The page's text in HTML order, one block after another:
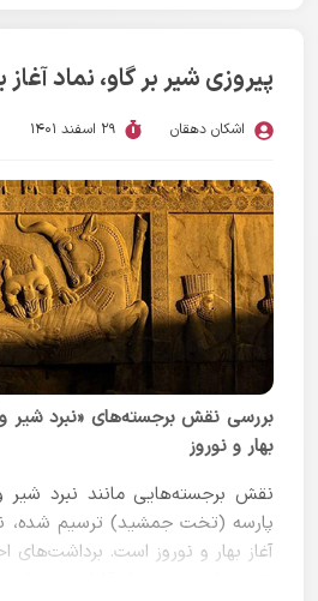
قابل توجهی گذاشت به طوری که
کوروش بزرگ بردیدگاه بشر به
جایی که بهشت در اساطیر اقوام
پیروزی شیر بر گاو، نماد آغاز
اشکان دهقان 29 اسفند 1401
بررسی نقش برجسته‌های «نبرد شیر و
بهار و نوروز
نقش برجسته‌هایی مانند نبرد
پارسه (تخت جمشید) ترسیم شده،
آغاز بهار و نوروز است. برداشت‌های